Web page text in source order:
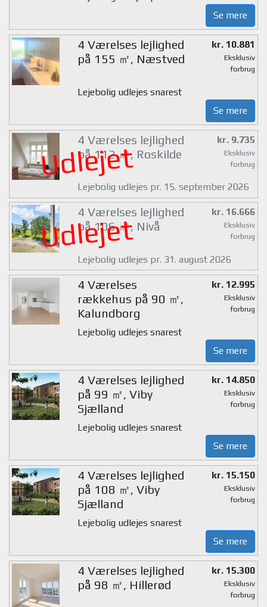
Se mere
4 Værelses lejlighed
på 155 ㎡, Næstved
kr. 10.881
Eksklusiv
forbrug
Lejebolig udlejes snarest
Se mere
Udlejet
4 Værelses lejlighed
på 112 ㎡, Roskilde
kr. 9.735
Eksklusiv
forbrug
Lejebolig udlejes pr. 15. september 2026
Udlejet
4 Værelses lejlighed
på 106 ㎡, Nivå
kr. 16.666
Eksklusiv
forbrug
Lejebolig udlejes pr. 31. august 2026
4 Værelses
rækkehus på 90 ㎡,
Kalundborg
kr. 12.995
Eksklusiv
forbrug
Lejebolig udlejes snarest
Se mere
4 Værelses lejlighed
på 99 ㎡, Viby
Sjælland
kr. 14.850
Eksklusiv
forbrug
Lejebolig udlejes snarest
Se mere
4 Værelses lejlighed
på 108 ㎡, Viby
Sjælland
kr. 15.150
Eksklusiv
forbrug
Lejebolig udlejes snarest
Se mere
4 Værelses lejlighed
på 98 ㎡, Hillerød
kr. 15.300
Eksklusiv
forbrug